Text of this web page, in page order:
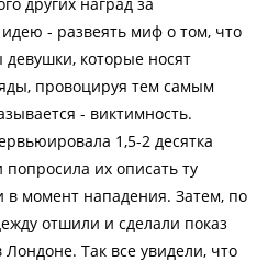
- развеять миф о том, что
которые носят
провоцируя тем самым
- виктимность.
1,5-2 десятка
их описать ту
в момент нападения. Затем, по
отшили и сделали показ
Так все увидели, что